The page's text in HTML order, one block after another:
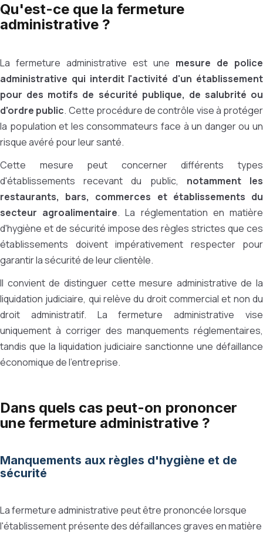
Qu'est-ce que la fermeture
administrative ?
La fermeture administrative est une mesure de police
administrative qui interdit l'activité d'un établissement
pour des motifs de sécurité publique, de salubrité ou
d'ordre public. Cette procédure de contrôle vise à protéger
la population et les consommateurs face à un danger ou un
risque avéré pour leur santé.
Cette mesure peut concerner différents types
d'établissements recevant du public, notamment les
restaurants, bars, commerces et établissements du
secteur agroalimentaire. La réglementation en matière
d'hygiène et de sécurité impose des règles strictes que ces
établissements doivent impérativement respecter pour
garantir la sécurité de leur clientèle.
Il convient de distinguer cette mesure administrative de la
liquidation judiciaire, qui relève du droit commercial et non du
droit administratif. La fermeture administrative vise
uniquement à corriger des manquements réglementaires,
tandis que la liquidation judiciaire sanctionne une défaillance
économique de l'entreprise.
Dans quels cas peut-on prononcer
une fermeture administrative ?
Manquements aux règles d'hygiène et de
sécurité
La fermeture administrative peut être prononcée lorsque
l'établissement présente des défaillances graves en matière